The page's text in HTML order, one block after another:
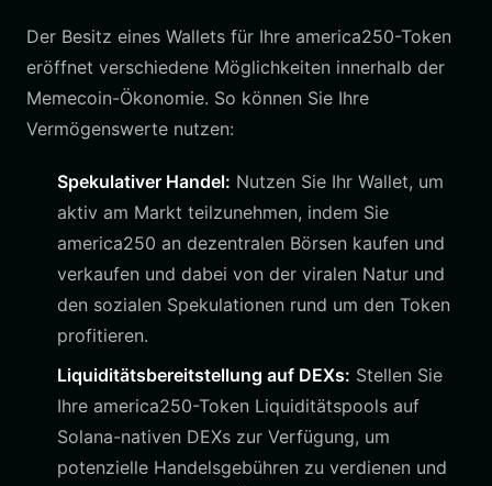
Der Besitz eines Wallets für Ihre america250-Token
eröffnet verschiedene Möglichkeiten innerhalb der
Memecoin-Ökonomie. So können Sie Ihre
Vermögenswerte nutzen:
Spekulativer Handel: Nutzen Sie Ihr Wallet, um
aktiv am Markt teilzunehmen, indem Sie
america250 an dezentralen Börsen kaufen und
verkaufen und dabei von der viralen Natur und
den sozialen Spekulationen rund um den Token
profitieren.
Liquiditätsbereitstellung auf DEXs: Stellen Sie
Ihre america250-Token Liquiditätspools auf
Solana-nativen DEXs zur Verfügung, um
potenzielle Handelsgebühren zu verdienen und